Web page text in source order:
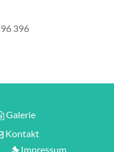
396
Galerie
Kontakt
Impressum